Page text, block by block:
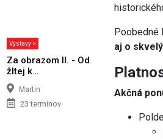
Výstavy >
Za obrazom II. - Od
žltej k…
Martin
23 termínov
Poobedné
aj o
Akčná